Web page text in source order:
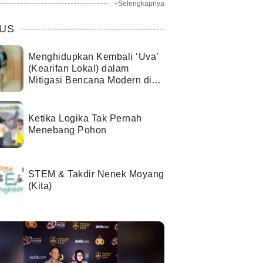
+Selengkapnya
Menghidupkan Kembali ‘Uva’
(Kearifan Lokal) dalam
Mitigasi Bencana Modern di
Ketika Logika Tak Pernah
Menebang Pohon
STEM & Takdir Nenek Moyang
(Kita)